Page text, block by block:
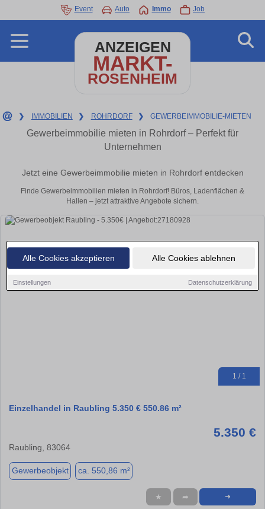
Alle Cookies akzeptieren Alle Cookies ablehnen
Einstellungen Datenschutzerklärung
Event Auto Immo Job
ANZEIGEN
MARKT-
ROSENHEIM
❯ IMMOBILIEN ❯ ROHRDORF ❯ GEWERBEIMMOBILIE-MIETEN
Gewerbeimmobilie mieten in Rohrdorf – Perfekt für
Unternehmen
Jetzt eine Gewerbeimmobilie mieten in Rohrdorf entdecken
Finde Gewerbeimmobilien mieten in Rohrdorf! Büros, Ladenflächen &
Hallen – jetzt attraktive Angebote sichern.
1 / 1
Einzelhandel in Raubling 5.350 € 550.86 m²
5.350 €
Raubling, 83064
Gewerbeobjekt ca. 550,86 m²
★ ➦ ➜